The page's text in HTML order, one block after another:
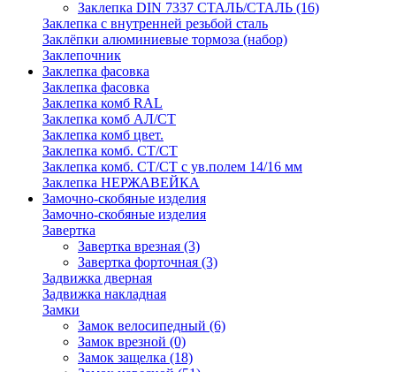
Заклепка DIN 7337 СТАЛЬ/СТАЛЬ (16)
Заклепка с внутренней резьбой сталь
Заклёпки алюминиевые тормоза (набор)
Заклепочник
Заклепка фасовка
Заклепка фасовка
Заклепка комб RAL
Заклепка комб АЛ/СТ
Заклепка комб цвет.
Заклепка комб. СТ/СТ
Заклепка комб. СТ/СТ с ув.полем 14/16 мм
Заклепка НЕРЖАВЕЙКА
Замочно-скобяные изделия
Замочно-скобяные изделия
Завертка
Завертка врезная (3)
Завертка форточная (3)
Задвижка дверная
Задвижка накладная
Замки
Замок велосипедный (6)
Замок врезной (0)
Замок защелка (18)